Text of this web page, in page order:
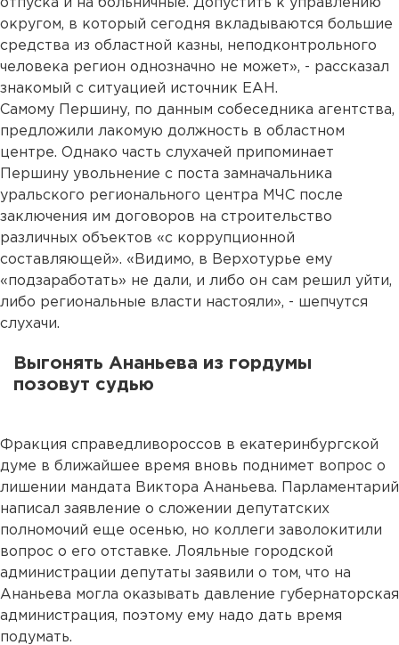
отпуска и на больничные. Допустить к управлению
округом, в который сегодня вкладываются большие
средства из областной казны, неподконтрольного
человека регион однозначно не может», - рассказал
знакомый с ситуацией источник ЕАН.
Самому Першину, по данным собеседника агентства,
предложили лакомую должность в областном
центре. Однако часть слухачей припоминает
Першину увольнение с поста замначальника
уральского регионального центра МЧС после
заключения им договоров на строительство
различных объектов «с коррупционной
составляющей». «Видимо, в Верхотурье ему
«подзаработать» не дали, и либо он сам решил уйти,
либо региональные власти настояли», - шепчутся
слухачи.
Выгонять Ананьева из гордумы
позовут судью
Фракция справедливороссов в екатеринбургской
думе в ближайшее время вновь поднимет вопрос о
лишении мандата Виктора Ананьева. Парламентарий
написал заявление о сложении депутатских
полномочий еще осенью, но коллеги заволокитили
вопрос о его отставке. Лояльные городской
администрации депутаты заявили о том, что на
Ананьева могла оказывать давление губернаторская
администрация, поэтому ему надо дать время
подумать.